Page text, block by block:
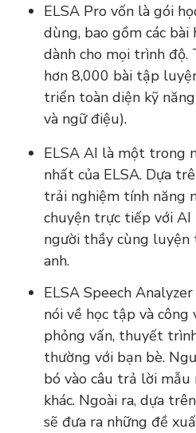
ELSA Pro vốn là gói
dùng, bao gồm các bài
dành cho mọi trình độ.
hơn 8,000 bài tập
triển toàn diện kỹ
và ngữ điệu).
ELSA AI là một trong
nhất của ELSA. Dựa
trải nghiệm tính năng
chuyện trực tiếp với
người thầy cùng
anh.
ELSA Speech
nói về học tập và công
phỏng vấn, thuyết
thường với bạn bè.
bó vào câu trả lời
khác. Ngoài ra, dựa
sẽ đưa ra những đề